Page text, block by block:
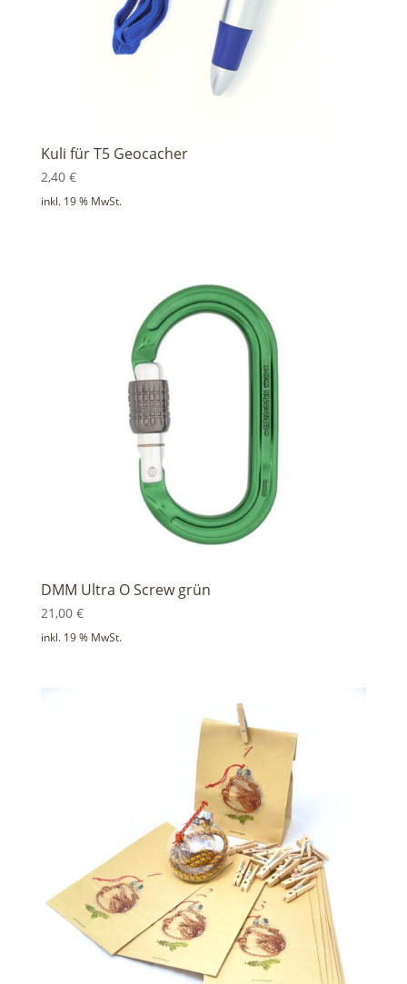
Kuli für T5 Geocacher
2,40 €
inkl. 19 % MwSt.
DMM Ultra O Screw grün
21,00 €
inkl. 19 % MwSt.